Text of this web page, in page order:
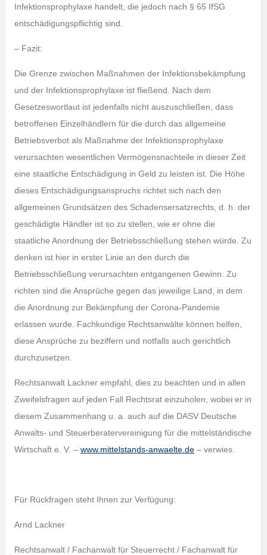
Infektionsprophylaxe handelt, die jedoch nach § 65 IfSG
entschädigungspflichtig sind.
– Fazit:
Die Grenze zwischen Maßnahmen der Infektionsbekämpfung
und der Infektionsprophylaxe ist fließend. Nach dem
Gesetzeswortlaut ist jedenfalls nicht auszuschließen, dass
betroffenen Einzelhändlern für die durch das allgemeine
Betriebsverbot als Maßnahme der Infektionsprophylaxe
verursachten wesentlichen Vermögensnachteile in dieser Zeit
eine staatliche Entschädigung in Geld zu leisten ist. Die Höhe
dieses Entschädigungsanspruchs richtet sich nach den
allgemeinen Grundsätzen des Schadensersatzrechts, d. h. der
geschädigte Händler ist so zu stellen, wie er ohne die
staatliche Anordnung der Betriebsschließung stehen würde. Zu
denken ist hier in erster Linie an den durch die
Betriebsschließung verursachten entgangenen Gewinn. Zu
richten sind die Ansprüche gegen das jeweilige Land, in dem
die Anordnung zur Bekämpfung der Corona-Pandemie
erlassen wurde. Fachkundige Rechtsanwälte können helfen,
diese Ansprüche zu beziffern und notfalls auch gerichtlich
durchzusetzen.
Rechtsanwalt Lackner empfahl, dies zu beachten und in allen
Zweifelsfragen auf jeden Fall Rechtsrat einzuholen, wobei er in
diesem Zusammenhang u. a. auch auf die DASV Deutsche
Anwalts- und Steuerberatervereinigung für die mittelständische
Wirtschaft e. V. – www.mittelstands-anwaelte.de– verwies.
Für Rückfragen steht Ihnen zur Verfügung:
Arnd Lackner
Rechtsanwalt / Fachanwalt für Steuerrecht / Fachanwalt für